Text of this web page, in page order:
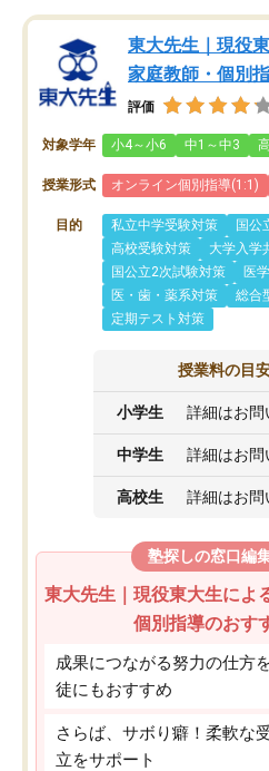
東大先生｜現役
家庭教師・個別
評価
対象学年 小4～小6 中1～中3
授業形式 オンライン個別指導(1:1)
目的 私立中学受験対策
国公
高校受験対策
大学入学
国公立2次試験対策
医
医・歯・薬系対策
総合
定期テスト対策
授業料の目
小学生 詳細はお問
中学生 詳細はお問
高校生 詳細はお問
塾探しの窓口編
東大先生｜現役東大生によ
個別指導のおす
成果につながる努力の仕方
徒にもおすすめ
さらば、サボり癖！柔軟な
立をサポート